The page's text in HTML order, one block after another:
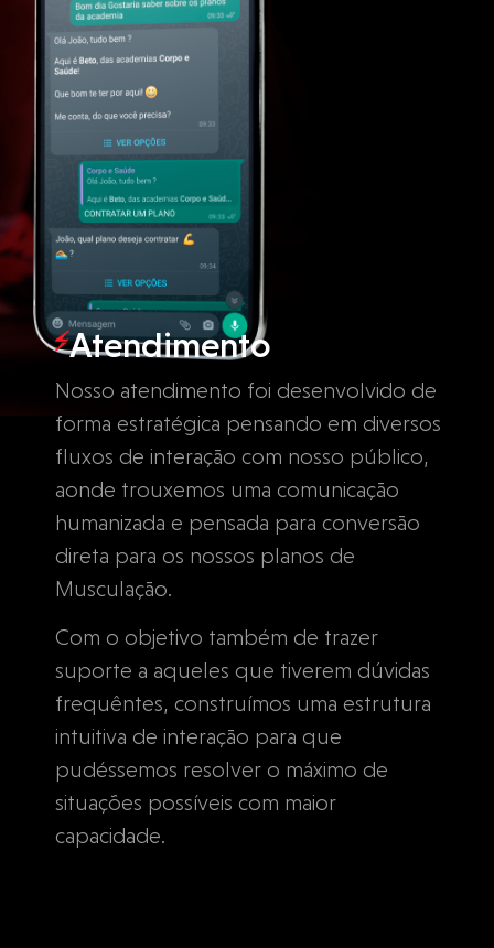
Atendimento
Nosso atendimento foi desenvolvido de
forma estratégica pensando em diversos
fluxos de interação com nosso público,
aonde trouxemos uma comunicação
humanizada e pensada para conversão
direta para os nossos planos de
Musculação.
Com o objetivo também de trazer
suporte a aqueles que tiverem dúvidas
frequêntes, construímos uma estrutura
intuitiva de interação para que
pudéssemos resolver o máximo de
situações possíveis com maior
capacidade.